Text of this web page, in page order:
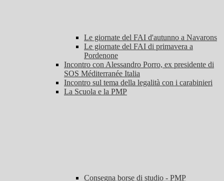
Le giornate del FAI d'autunno a Navarons
Le giornate del FAI di primavera a
Pordenone
Incontro con Alessandro Porro, ex presidente di
SOS Méditerranée Italia
Incontro sul tema della legalità con i carabinieri
La Scuola e la PMP
Consegna borse di studio - PMP